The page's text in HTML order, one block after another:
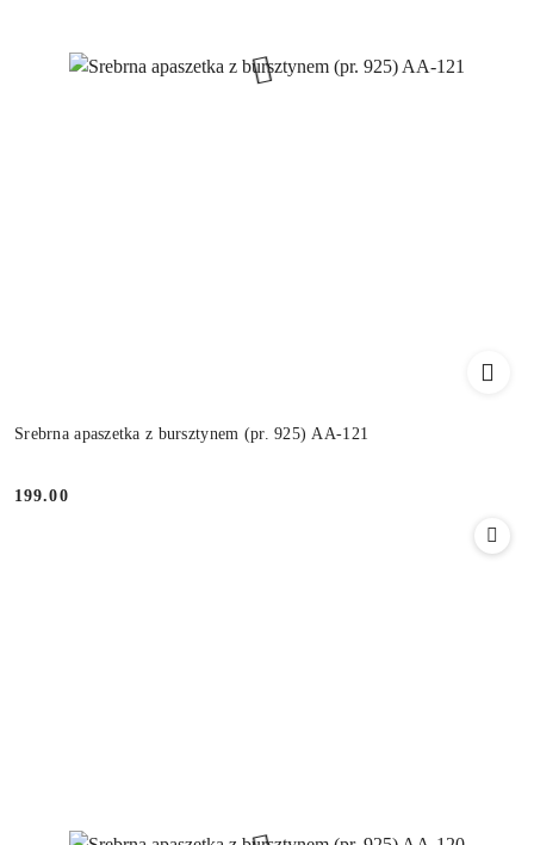
Srebrna apaszetka z bursztynem (pr. 925) AA-121
Cena:
199.00